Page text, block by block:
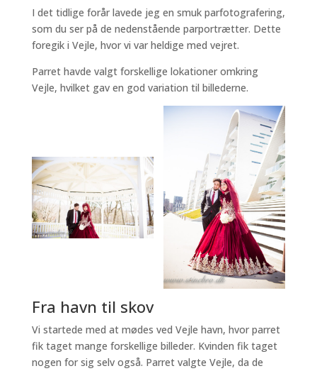
I det tidlige forår lavede jeg en smuk parfotografering,
som du ser på de nedenstående parportrætter. Dette
foregik i Vejle, hvor vi var heldige med vejret.
Parret havde valgt forskellige lokationer omkring
Vejle, hvilket gav en god variation til billederne.
Fra havn til skov
Vi startede med at mødes ved Vejle havn, hvor parret
fik taget mange forskellige billeder. Kvinden fik taget
nogen for sig selv også. Parret valgte Vejle, da de